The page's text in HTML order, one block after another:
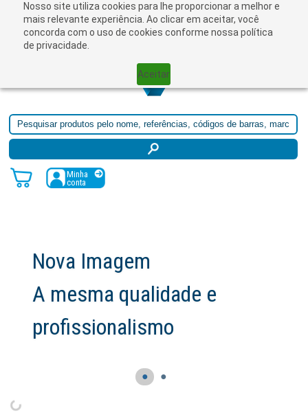
Nosso site utiliza cookies para lhe proporcionar a melhor e
mais relevante experiência. Ao clicar em aceitar, você
concorda com o uso de cookies conforme nossa política
de privacidade.
Aceitar
Minha
conta
Nova Imagem
A mesma qualidade e
profissionalismo
● ●